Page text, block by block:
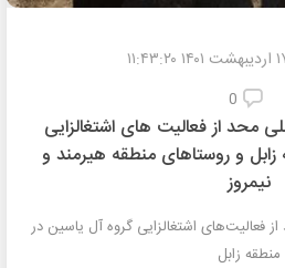
اردیبهشت ۱۴۰۱ ۱۱:۴۳:۲۰
0
محد از فعالیت های اشتغالزایی
و روستاهای منطقه هیرمند و
نیمروز
فعالیت‌های اشتغالزایی گروه آل یاسین در
منطقه زابل